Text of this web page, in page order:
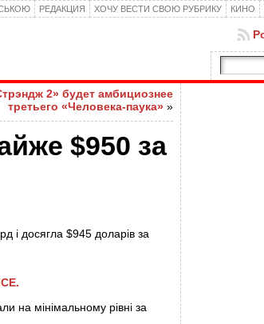
РЕДАКЦИЯ ХОЧУ ВЕСТИ СВОЮ РУБРИКУ КИНО
2» будет амбициознее
третьего «Человека-паука» »
$950 за
і досягла $945 доларів за
на мінімальному рівні за